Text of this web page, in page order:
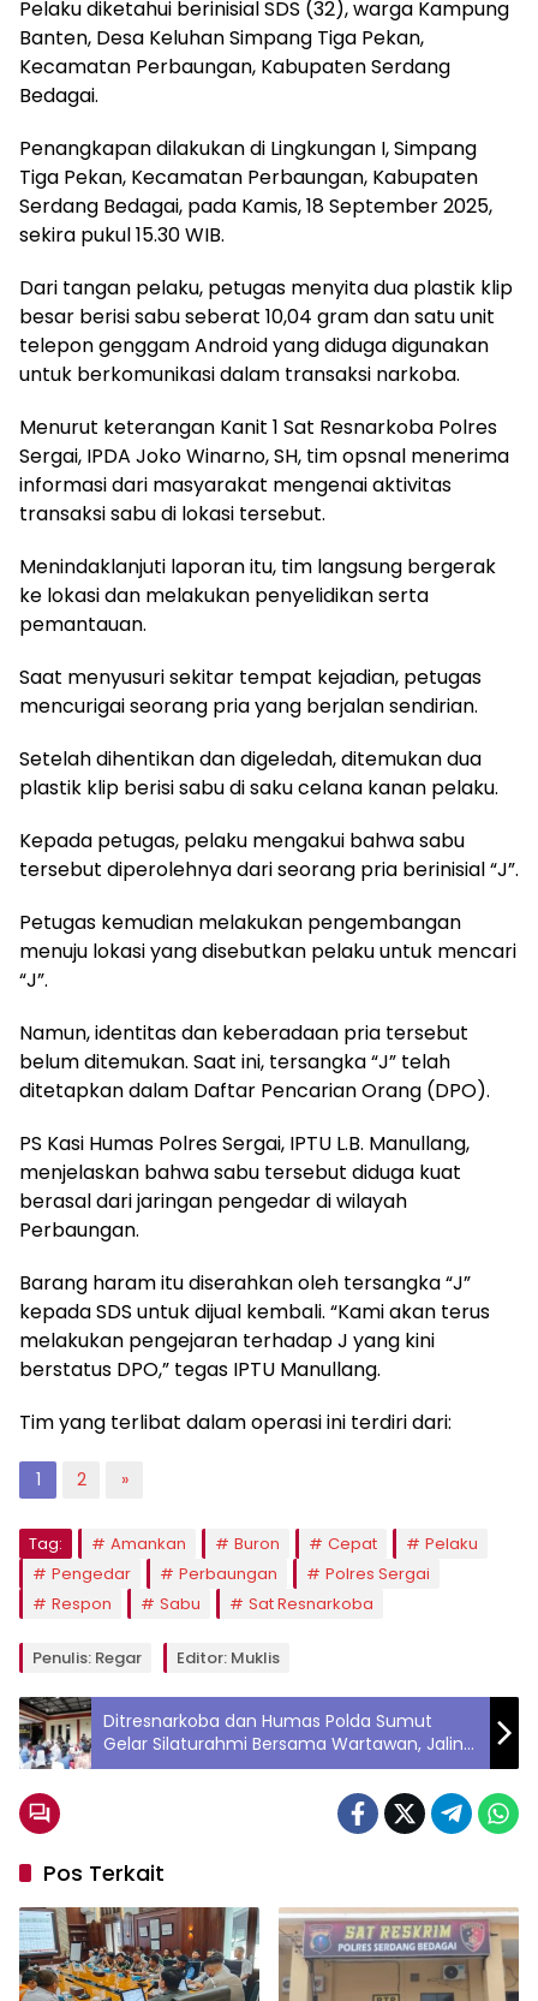
Pelaku diketahui berinisial SDS (32), warga Kampung
Banten, Desa Keluhan Simpang Tiga Pekan,
Kecamatan Perbaungan, Kabupaten Serdang
Bedagai.
Penangkapan dilakukan di Lingkungan I, Simpang
Tiga Pekan, Kecamatan Perbaungan, Kabupaten
Serdang Bedagai, pada Kamis, 18 September 2025,
sekira pukul 15.30 WIB.
Dari tangan pelaku, petugas menyita dua plastik klip
besar berisi sabu seberat 10,04 gram dan satu unit
telepon genggam Android yang diduga digunakan
untuk berkomunikasi dalam transaksi narkoba.
Menurut keterangan Kanit 1 Sat Resnarkoba Polres
Sergai, IPDA Joko Winarno, SH, tim opsnal menerima
informasi dari masyarakat mengenai aktivitas
transaksi sabu di lokasi tersebut.
Menindaklanjuti laporan itu, tim langsung bergerak
ke lokasi dan melakukan penyelidikan serta
pemantauan.
Saat menyusuri sekitar tempat kejadian, petugas
mencurigai seorang pria yang berjalan sendirian.
Setelah dihentikan dan digeledah, ditemukan dua
plastik klip berisi sabu di saku celana kanan pelaku.
Kepada petugas, pelaku mengakui bahwa sabu
tersebut diperolehnya dari seorang pria berinisial “J”.
Petugas kemudian melakukan pengembangan
menuju lokasi yang disebutkan pelaku untuk mencari
“J”.
Namun, identitas dan keberadaan pria tersebut
belum ditemukan. Saat ini, tersangka “J” telah
ditetapkan dalam Daftar Pencarian Orang (DPO).
PS Kasi Humas Polres Sergai, IPTU L.B. Manullang,
menjelaskan bahwa sabu tersebut diduga kuat
berasal dari jaringan pengedar di wilayah
Perbaungan.
Barang haram itu diserahkan oleh tersangka “J”
kepada SDS untuk dijual kembali. “Kami akan terus
melakukan pengejaran terhadap J yang kini
berstatus DPO,” tegas IPTU Manullang.
Tim yang terlibat dalam operasi ini terdiri dari:
1 2 »
Tag: Amankan Buron Cepat
Pelaku
Pengedar
Perbaungan
Polres Sergai
Respon
Sabu Sat Resnarkoba
Penulis: Regar Editor: Muklis
Ditresnarkoba dan Humas Polda Sumut
Gelar Silaturahmi Bersama Wartawan, Jalin
Keakraban Lewat Makan Bersama
Pos Terkait